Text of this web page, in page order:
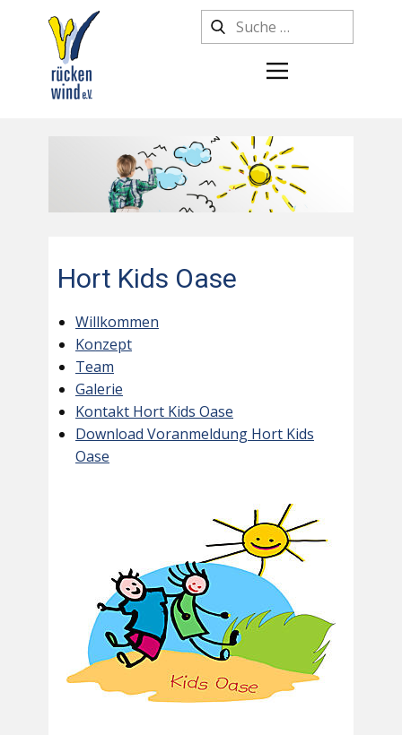
Hort Kids Oase
Willkommen
Konzept
Team
Galerie
Kontakt Hort Kids Oase
Download Voranmeldung Hort Kids
Oase